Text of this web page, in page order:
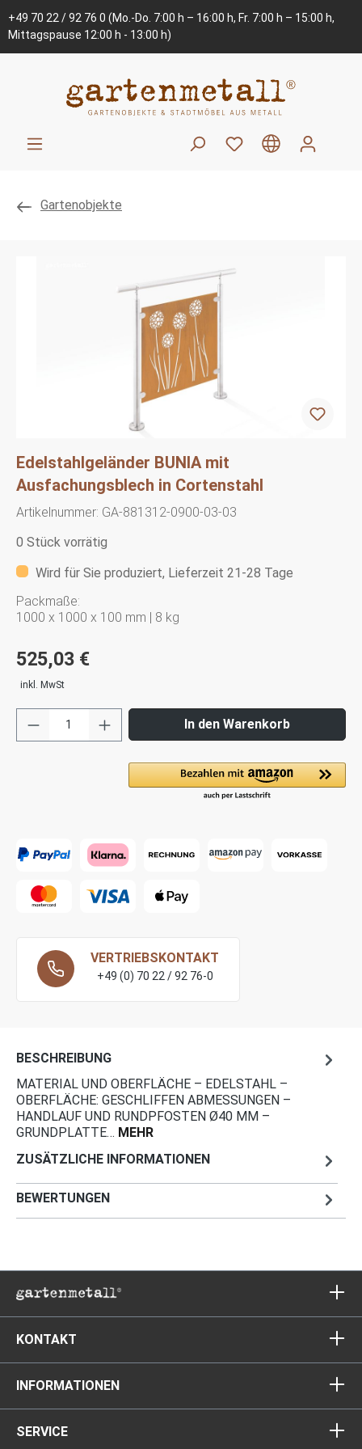
+49 70 22 / 92 76 0 (Mo.-Do. 7:00 h – 16:00 h, Fr. 7:00 h – 15:00 h,
Mittagspause 12:00 h - 13:00 h)
Gartenobjekte
Edelstahlgeländer BUNIA mit
Ausfachungsblech in Cortenstahl
Artikelnummer: GA-881312-0900-03-03
0 Stück vorrätig
Wird für Sie produziert, Lieferzeit 21-28 Tage
Packmaße:
1000 x 1000 x 100 mm | 8 kg
525,03 €
inkl. MwSt
In den Warenkorb
VERTRIEBSKONTAKT
+49 (0) 70 22 / 92 76-0
BESCHREIBUNG
MATERIAL UND OBERFLÄCHE – EDELSTAHL –
OBERFLÄCHE: GESCHLIFFEN ABMESSUNGEN –
HANDLAUF UND RUNDPFOSTEN Ø40 MM –
GRUNDPLATTE… MEHR
ZUSÄTZLICHE INFORMATIONEN
BEWERTUNGEN
KONTAKT
INFORMATIONEN
SERVICE